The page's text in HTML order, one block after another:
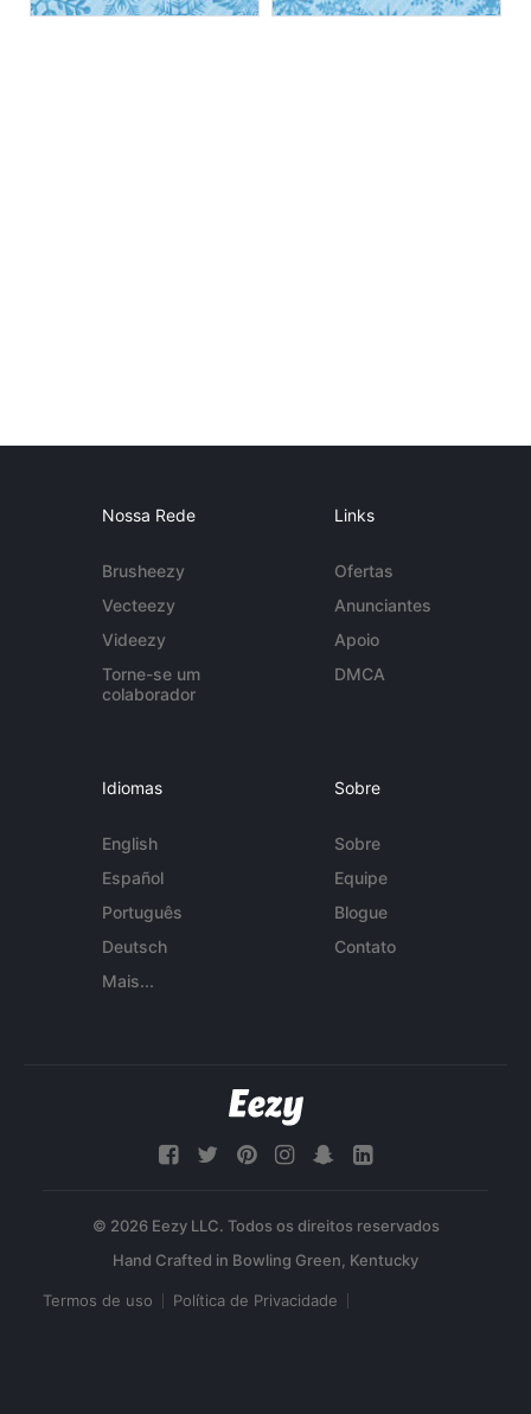
Nossa Rede
Brusheezy
Vecteezy
Videezy
Torne-se um
colaborador
Links
Ofertas
Anunciantes
Apoio
DMCA
Idiomas
English
Español
Português
Deutsch
Mais...
Sobre
Sobre
Equipe
Blogue
Contato
© 2026 Eezy LLC. Todos os direitos reservados
Termos de uso Política de Privacidade